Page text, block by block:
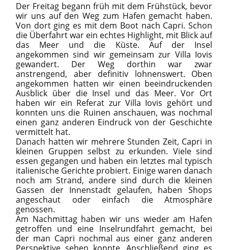
Der Freitag begann früh mit dem Frühstück, bevor
wir uns auf den Weg zum Hafen gemacht haben.
Von dort ging es mit dem Boot nach Capri. Schon
die Überfahrt war ein echtes Highlight, mit Blick auf
das Meer und die Küste. Auf der Insel
angekommen sind wir gemeinsam zur Villa Iovis
gewandert. Der Weg dorthin war zwar
anstrengend, aber definitiv lohnenswert. Oben
angekommen hatten wir einen beeindruckenden
Ausblick über die Insel und das Meer. Vor Ort
haben wir ein Referat zur Villa Iovis gehört und
konnten uns die Ruinen anschauen, was nochmal
einen ganz anderen Eindruck von der Geschichte
vermittelt hat.
Danach hatten wir mehrere Stunden Zeit, Capri in
kleinen Gruppen selbst zu erkunden. Viele sind
essen gegangen und haben ein letztes mal typisch
italienische Gerichte probiert. Einige waren danach
noch am Strand, andere sind durch die kleinen
Gassen der Innenstadt gelaufen, haben Shops
angeschaut oder einfach die Atmosphäre
genossen.
Am Nachmittag haben wir uns wieder am Hafen
getroffen und eine Inselrundfahrt gemacht, bei
der man Capri nochmal aus einer ganz anderen